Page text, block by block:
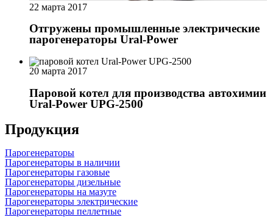
22 марта 2017
Отгружены промышленные электрические
парогенераторы Ural-Power
20 марта 2017
Паровой котел для производства автохимии
Ural-Power UPG-2500
Продукция
Парогенераторы
Парогенераторы в наличии
Парогенераторы газовые
Парогенераторы дизельные
Парогенераторы на мазуте
Парогенераторы электрические
Парогенераторы пеллетные